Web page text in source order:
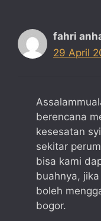
fahri
29 April
berencana
kesesatan
sekitar
bisa kami
buahnya,
boleh
bogor.